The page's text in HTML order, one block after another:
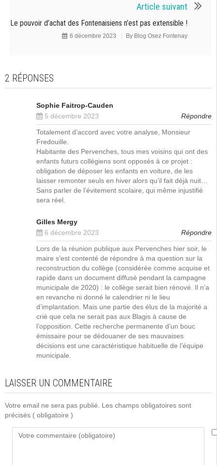
Article suivant
Le pouvoir d’achat des Fontenaisiens n’est pas extensible !
6 décembre 2023 By Blog Osez Fontenay
2 RÉPONSES
Sophie Faitrop-Cauden
5 décembre 2023
Répondre
Totalement d’accord avec votre analyse, Monsieur
Fredouille.
Habitante des Pervenches, tous mes voisins qui ont des
enfants futurs collégiens sont opposés à ce projet :
obligation de déposer les enfants en voiture, de les
laisser remonter seuls en hiver alors qu’il fait déjà nuit…
Sans parler de l’évitement scolaire, qui même injustifié
sera réel.
Gilles Mergy
6 décembre 2023
Répondre
Lors de la réunion publique aux Pervenches hier soir, le
maire s’est contenté de répondre à ma question sur la
reconstruction du collège (considérée comme acquise et
rapide dans un document diffusé pendant la campagne
municipale de 2020) : le collège serait bien rénové. Il n’a
en revanche ni donné le calendrier ni le lieu
d’implantation. Mais une partie des élus de la majorité a
crié que cela ne serait pas aux Blagis à cause de
l’opposition. Cette recherche permanente d’un bouc
émissaire pour se dédouaner de ses mauvaises
décisions est une caractéristique habituelle de l’équipe
municipale.
LAISSER UN COMMENTAIRE
Votre email ne sera pas publié. Les champs obligatoires sont
précisés ( obligatoire )